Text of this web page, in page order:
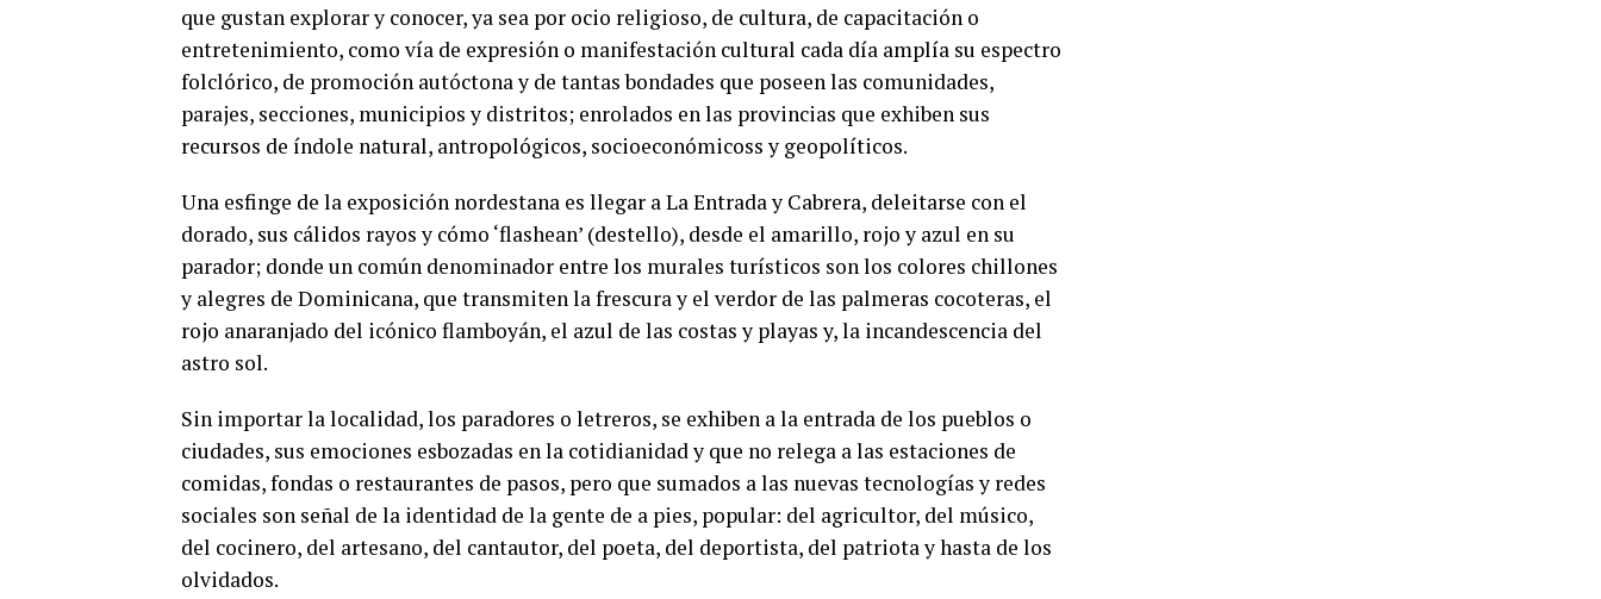
que gustan explorar y conocer, ya sea por ocio religioso, de cultura, de capacitación o
entretenimiento, como vía de expresión o manifestación cultural cada día amplía su espectro
folclórico, de promoción autóctona y de tantas bondades que poseen las comunidades,
parajes, secciones, municipios y distritos; enrolados en las provincias que exhiben sus
recursos de índole natural, antropológicos, socioeconómicoss y geopolíticos.
Una esfinge de la exposición nordestana es llegar a La Entrada y Cabrera, deleitarse con el
dorado, sus cálidos rayos y cómo ‘flashean’ (destello), desde el amarillo, rojo y azul en su
parador; donde un común denominador entre los murales turísticos son los colores chillones
y alegres de Dominicana, que transmiten la frescura y el verdor de las palmeras cocoteras, el
rojo anaranjado del icónico flamboyán, el azul de las costas y playas y, la incandescencia del
astro sol.
Sin importar la localidad, los paradores o letreros, se exhiben a la entrada de los pueblos o
ciudades, sus emociones esbozadas en la cotidianidad y que no relega a las estaciones de
comidas, fondas o restaurantes de pasos, pero que sumados a las nuevas tecnologías y redes
sociales son señal de la identidad de la gente de a pies, popular: del agricultor, del músico,
del cocinero, del artesano, del cantautor, del poeta, del deportista, del patriota y hasta de los
olvidados.